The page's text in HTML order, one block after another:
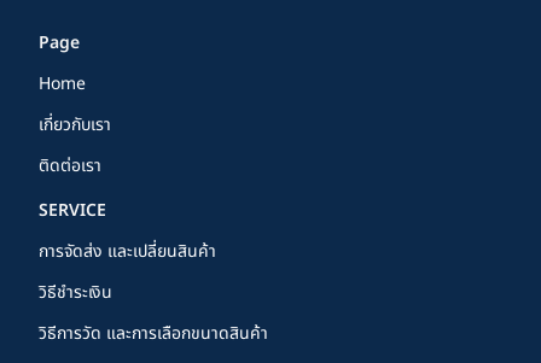
Page
Home
เกี่ยวกับเรา
ติดต่อเรา
SERVICE
การจัดส่ง และเปลี่ยนสินค้า
วิธีชำระเงิน
วิธีการวัด และการเลือกขนาดสินค้า